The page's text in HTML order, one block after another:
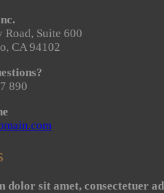
Suite 600
CA 94102
890
dolor sit amet, consectetuer